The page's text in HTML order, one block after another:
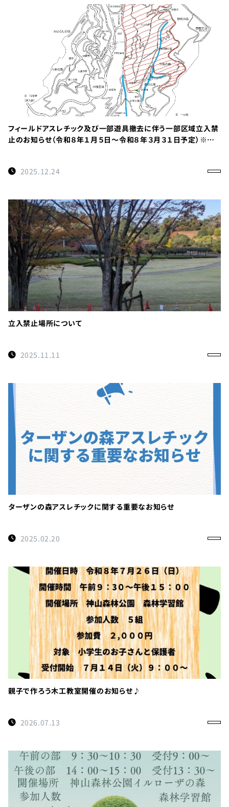
フィールドアスレチック及び一部遊具撤去に伴う一部区域立入禁
止のお知らせ（令和８年１月５日～令和８年３月３１日予定）※重
2025.12.24
立入禁止場所について
2025.11.11
ターザンの森アスレチックに関する重要なお知らせ
2025.02.20
親子で作ろう木工教室開催のお知らせ♪
2026.07.13